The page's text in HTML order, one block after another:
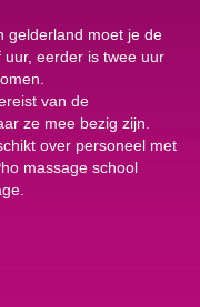
gelderland moet je de
eerder is twee uur
van de
ze mee bezig zijn.
over personeel met
massage school